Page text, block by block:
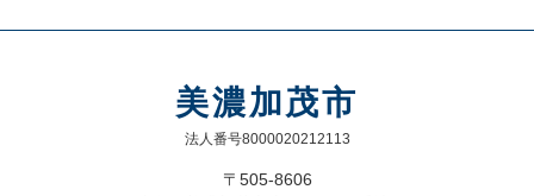
美濃加茂市
法人番号8000020212113
〒505-8606